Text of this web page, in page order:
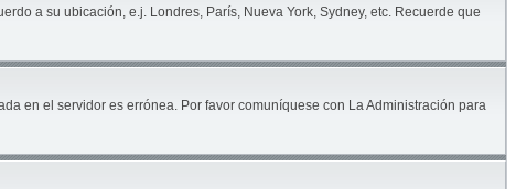
a su ubicación, e.j. Londres, París, Nueva York, Sydney, etc. Recuerde que
en el servidor es errónea. Por favor comuníquese con La Administración para